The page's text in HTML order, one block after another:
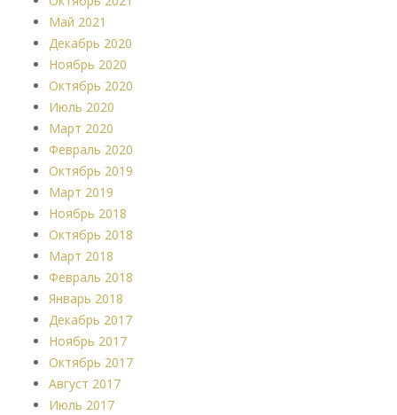
Май 2021
Декабрь 2020
Ноябрь 2020
Октябрь 2020
Июль 2020
Март 2020
Февраль 2020
Октябрь 2019
Март 2019
Ноябрь 2018
Октябрь 2018
Март 2018
Февраль 2018
Январь 2018
Декабрь 2017
Ноябрь 2017
Октябрь 2017
Август 2017
Июль 2017